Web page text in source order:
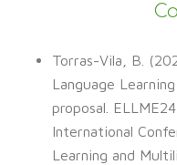
Torras-Vila, B.
Language
proposal.
International
Learning and